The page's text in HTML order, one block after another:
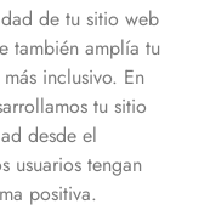
de tu sitio web
también amplía tu
inclusivo. En
tu sitio
desde el
usuarios tengan
positiva.